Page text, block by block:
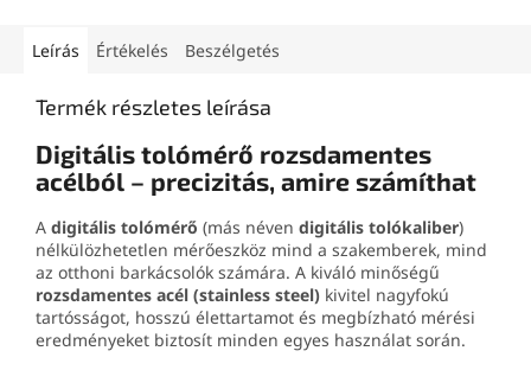
Leírás Értékelés Beszélgetés
Termék részletes leírása
Digitális tolómérő rozsdamentes
acélból – precizitás, amire számíthat
A digitális tolómérő (más néven digitális tolókaliber)
nélkülözhetetlen mérőeszköz mind a szakemberek, mind
az otthoni barkácsolók számára. A kiváló minőségű
rozsdamentes acél (stainless steel) kivitel nagyfokú
tartósságot, hosszú élettartamot és megbízható mérési
eredményeket biztosít minden egyes használat során.